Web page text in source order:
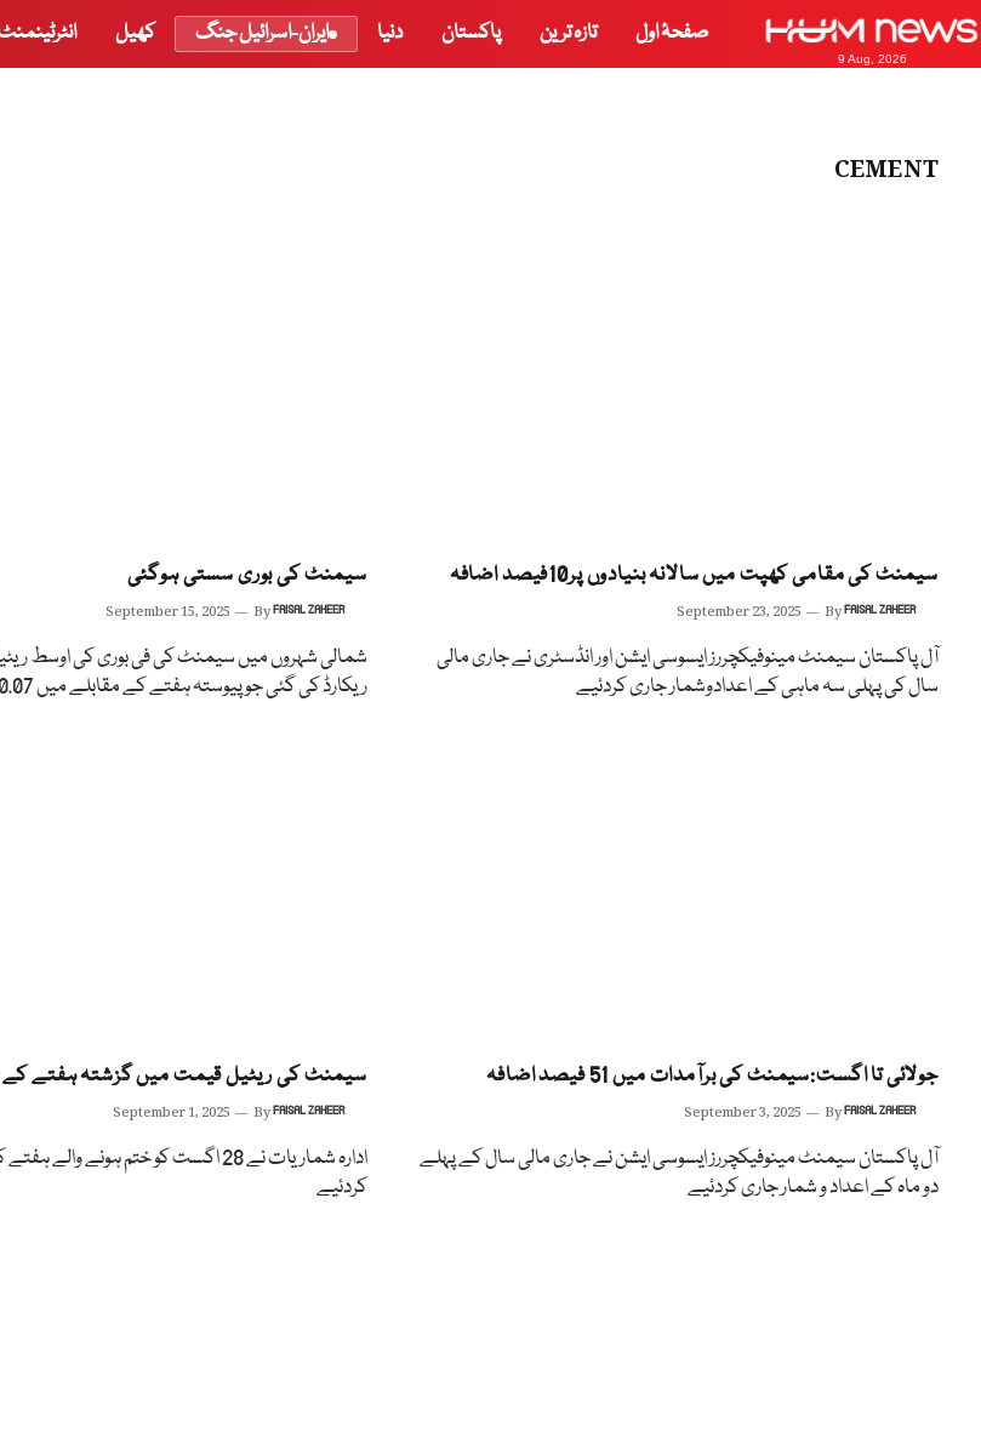
9 Aug, 2026
صفحۂ اول تازہ ترین پاکستان دنیا ایران-اسرائیل جنگ کھیل
CEMENT
سیمنٹ کی مقامی کھپت میں سالانہ بنیادوں پر10فیصد اضافہ
September 23, 2025 ByFAISAL ZAHEER
آل پاکستان سیمنٹ مینوفیکچررز ایسوسی ایشن اور انڈسٹری نے جاری مالی
سال کی پہلی سہ ماہی کے اعدادوشمار جاری کردئیے
سیمنٹ کی بوری سستی ہوگئی
September 15, 2025 ByFAISAL ZAHEER
ریکارڈ کی گئی جو پیوستہ ہفتے کے مقابلے میں 0.07 فیصد کم ہے
جولائی تا اگست:سیمنٹ کی برآمدات میں 51 فیصد اضافہ
September 3, 2025 ByFAISAL ZAHEER
آل پاکستان سیمنٹ مینوفیکچررز ایسوسی ایشن نے جاری مالی سال کے پہلے
دو ماہ کے اعداد و شمار جاری کردئیے
سیمنٹ کی ریٹیل قیمت میں گزشتہ ہفتے کے
September 1, 2025 ByFAISAL ZAHEER
ادارہ شماریات نے 28 اگست کو ختم ہونے
کردئیے